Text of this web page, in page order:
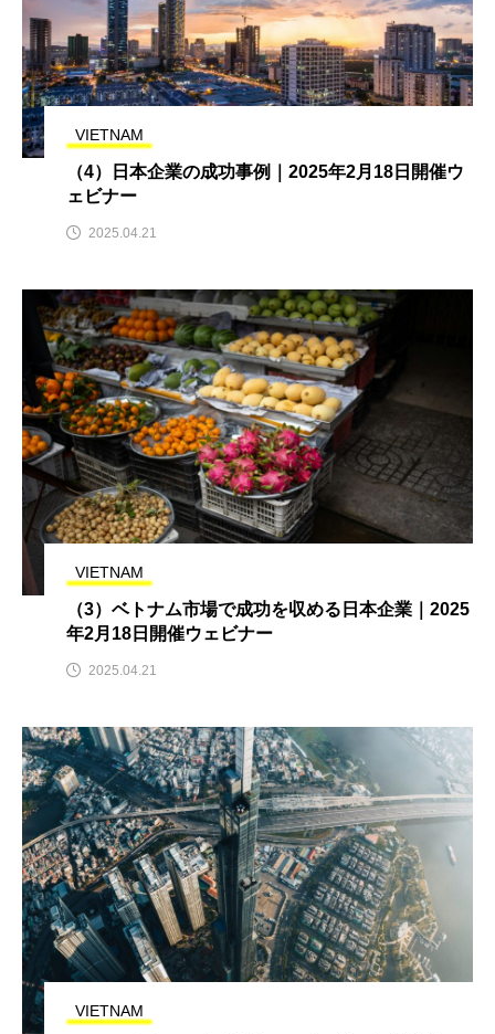
VIETNAM
（4）日本企業の成功事例｜2025年2月18日開催ウ
ェビナー
2025.04.21
VIETNAM
（3）ベトナム市場で成功を収める日本企業｜2025
年2月18日開催ウェビナー
2025.04.21
VIETNAM